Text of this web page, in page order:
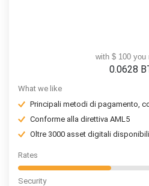
with $ 100 you
0.0628
What we like
Principali metodi di pagamento,
Conforme alla direttiva AML5
Oltre 3000 asset digitali
Rates
Security